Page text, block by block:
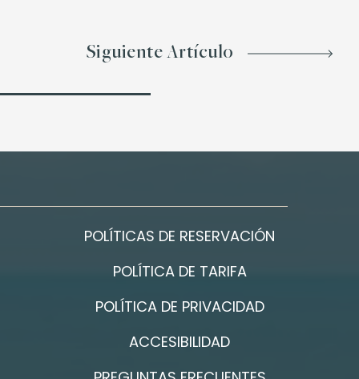
Siguiente Artículo
POLÍTICAS DE RESERVACIÓN
POLÍTICA DE TARIFA
POLÍTICA DE PRIVACIDAD
ACCESIBILIDAD